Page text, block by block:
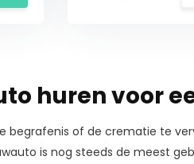
huren voor
begrafenis of de crematie te
is nog steeds de meest